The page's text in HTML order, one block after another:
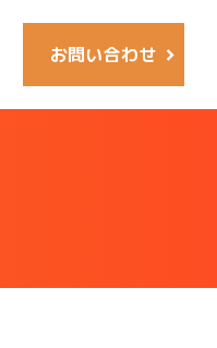
お問い合わせ